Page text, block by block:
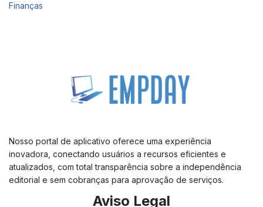
Finanças
Nosso portal de aplicativo oferece uma experiência
inovadora, conectando usuários a recursos eficientes e
atualizados, com total transparência sobre a independência
editorial e sem cobranças para aprovação de serviços.
Aviso Legal